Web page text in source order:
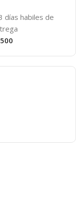
días habiles de